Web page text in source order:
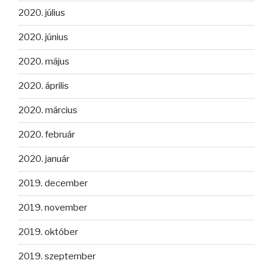
2020. július
2020. június
2020. május
2020. április
2020. március
2020. február
2020. január
2019. december
2019. november
2019. október
2019. szeptember